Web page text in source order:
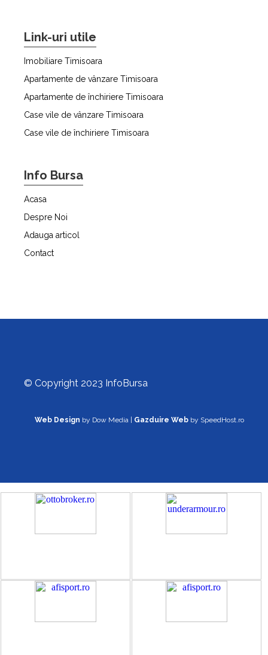
Link-uri utile
Imobiliare Timisoara
Apartamente de vânzare Timisoara
Apartamente de închiriere Timisoara
Case vile de vânzare Timisoara
Case vile de închiriere Timisoara
Info Bursa
Acasa
Despre Noi
Adauga articol
Contact
© Copyright 2023 InfoBursa
Web Design by Dow Media | Gazduire Web by SpeedHost.ro